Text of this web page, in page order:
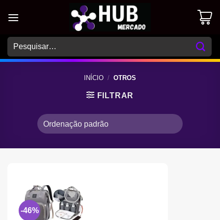
Pesquisar
por:
INÍCIO / OTROS
FILTRAR
-46%